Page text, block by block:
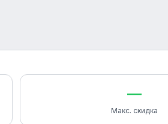
—
Макс. скидка